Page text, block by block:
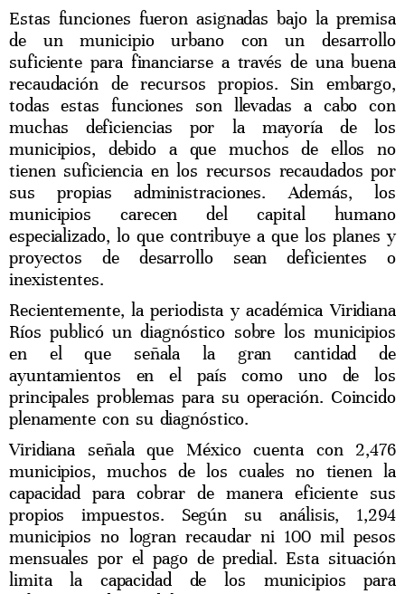
Estas funciones fueron asignadas bajo la premisa
de un municipio urbano con un desarrollo
suficiente para financiarse a través de una buena
recaudación de recursos propios. Sin embargo,
todas estas funciones son llevadas a cabo con
muchas deficiencias por la mayoría de los
municipios, debido a que muchos de ellos no
tienen suficiencia en los recursos recaudados por
sus propias administraciones. Además, los
municipios carecen del capital humano
especializado, lo que contribuye a que los planes y
proyectos de desarrollo sean deficientes o
inexistentes.
Recientemente, la periodista y académica Viridiana
Ríos publicó un diagnóstico sobre los municipios
en el que señala la gran cantidad de
ayuntamientos en el país como uno de los
principales problemas para su operación. Coincido
plenamente con su diagnóstico.
Viridiana señala que México cuenta con 2,476
municipios, muchos de los cuales no tienen la
capacidad para cobrar de manera eficiente sus
propios impuestos. Según su análisis, 1,294
municipios no logran recaudar ni 100 mil pesos
mensuales por el pago de predial. Esta situación
limita la capacidad de los municipios para